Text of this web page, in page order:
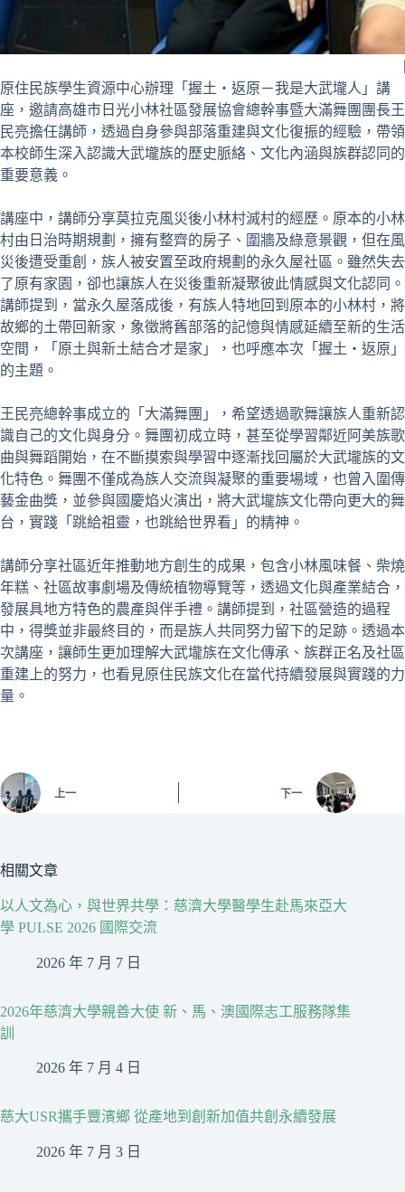
原住民族學生資源中心辦理「握土‧返原－我是大武壠人」講
座，邀請高雄市日光小林社區發展協會總幹事暨大滿舞團團長王
民亮擔任講師，透過自身參與部落重建與文化復振的經驗，帶領
本校師生深入認識大武壠族的歷史脈絡、文化內涵與族群認同的
重要意義。
講座中，講師分享莫拉克風災後小林村滅村的經歷。原本的小林
村由日治時期規劃，擁有整齊的房子、圍牆及綠意景觀，但在風
災後遭受重創，族人被安置至政府規劃的永久屋社區。雖然失去
了原有家園，卻也讓族人在災後重新凝聚彼此情感與文化認同。
講師提到，當永久屋落成後，有族人特地回到原本的小林村，將
故鄉的土帶回新家，象徵將舊部落的記憶與情感延續至新的生活
空間，「原土與新土結合才是家」，也呼應本次「握土‧返原」
的主題。
王民亮總幹事成立的「大滿舞團」，希望透過歌舞讓族人重新認
識自己的文化與身分。舞團初成立時，甚至從學習鄰近阿美族歌
曲與舞蹈開始，在不斷摸索與學習中逐漸找回屬於大武壠族的文
化特色。舞團不僅成為族人交流與凝聚的重要場域，也曾入圍傳
藝金曲獎，並參與國慶焰火演出，將大武壠族文化帶向更大的舞
台，實踐「跳給祖靈，也跳給世界看」的精神。
講師分享社區近年推動地方創生的成果，包含小林風味餐、柴燒
年糕、社區故事劇場及傳統植物導覽等，透過文化與產業結合，
發展具地方特色的農產與伴手禮。講師提到，社區營造的過程
中，得獎並非最終目的，而是族人共同努力留下的足跡。透過本
次講座，讓師生更加理解大武壠族在文化傳承、族群正名及社區
重建上的努力，也看見原住民族文化在當代持續發展與實踐的力
量。
上一 下一
相關文章
以人文為心，與世界共學：慈濟大學醫學生赴馬來亞大
學 PULSE 2026 國際交流
2026 年 7 月 7 日
2026年慈濟大學親善大使 新、馬、澳國際志工服務隊集
訓
2026 年 7 月 4 日
慈大USR攜手豐濱鄉 從產地到創新加值共創永續發展
2026 年 7 月 3 日